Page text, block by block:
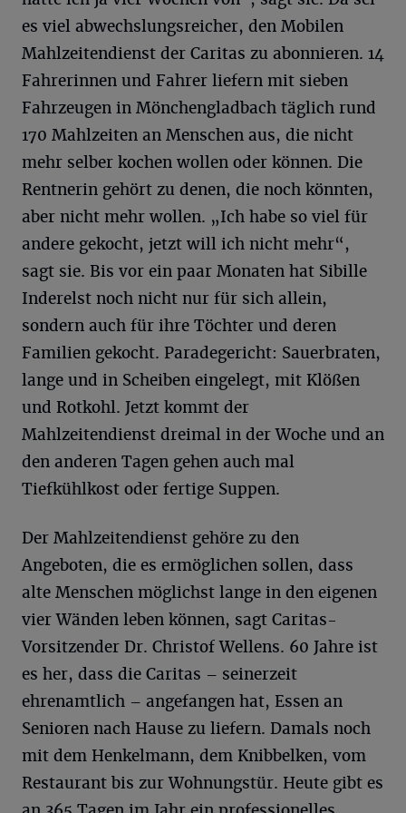
es viel abwechslungsreicher, den Mobilen
Mahlzeitendienst der Caritas zu abonnieren. 14
Fahrerinnen und Fahrer liefern mit sieben
Fahrzeugen in Mönchengladbach täglich rund
170 Mahlzeiten an Menschen aus, die nicht
mehr selber kochen wollen oder können. Die
Rentnerin gehört zu denen, die noch könnten,
aber nicht mehr wollen. „Ich habe so viel für
andere gekocht, jetzt will ich nicht mehr“,
sagt sie. Bis vor ein paar Monaten hat Sibille
Inderelst noch nicht nur für sich allein,
sondern auch für ihre Töchter und deren
Familien gekocht. Paradegericht: Sauerbraten,
lange und in Scheiben eingelegt, mit Klößen
und Rotkohl. Jetzt kommt der
Mahlzeitendienst dreimal in der Woche und an
den anderen Tagen gehen auch mal
Tiefkühlkost oder fertige Suppen.
Der Mahlzeitendienst gehöre zu den
Angeboten, die es ermöglichen sollen, dass
alte Menschen möglichst lange in den eigenen
vier Wänden leben können, sagt Caritas-
Vorsitzender Dr. Christof Wellens. 60 Jahre ist
es her, dass die Caritas – seinerzeit
ehrenamtlich – angefangen hat, Essen an
Senioren nach Hause zu liefern. Damals noch
mit dem Henkelmann, dem Knibbelken, vom
Restaurant bis zur Wohnungstür. Heute gibt es